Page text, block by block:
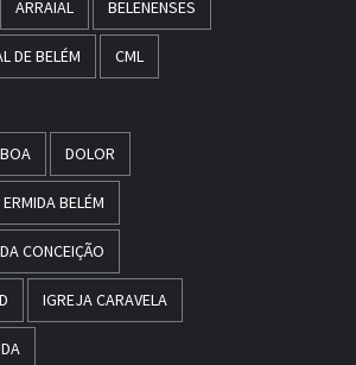
ARRAIAL BELENENSES
DE BELÉM CML
DOLOR
ERMIDA BELÉM
CONCEIÇÃO
IGREJA CARAVELA